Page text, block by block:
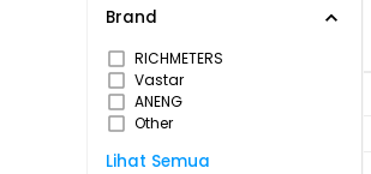
Brand
RICHMETERS
Vastar
ANENG
Other
Lihat Semua